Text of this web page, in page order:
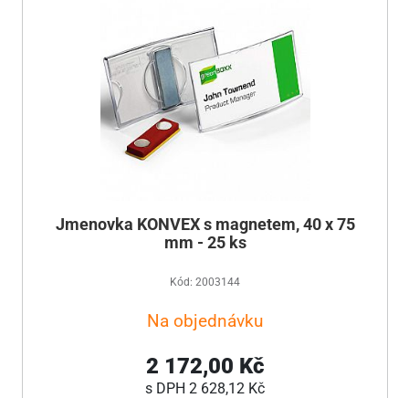
Jmenovka KONVEX s magnetem, 40 x 75
mm - 25 ks
Kód: 2003144
Na objednávku
2 172,00 Kč
s DPH 2 628,12 Kč